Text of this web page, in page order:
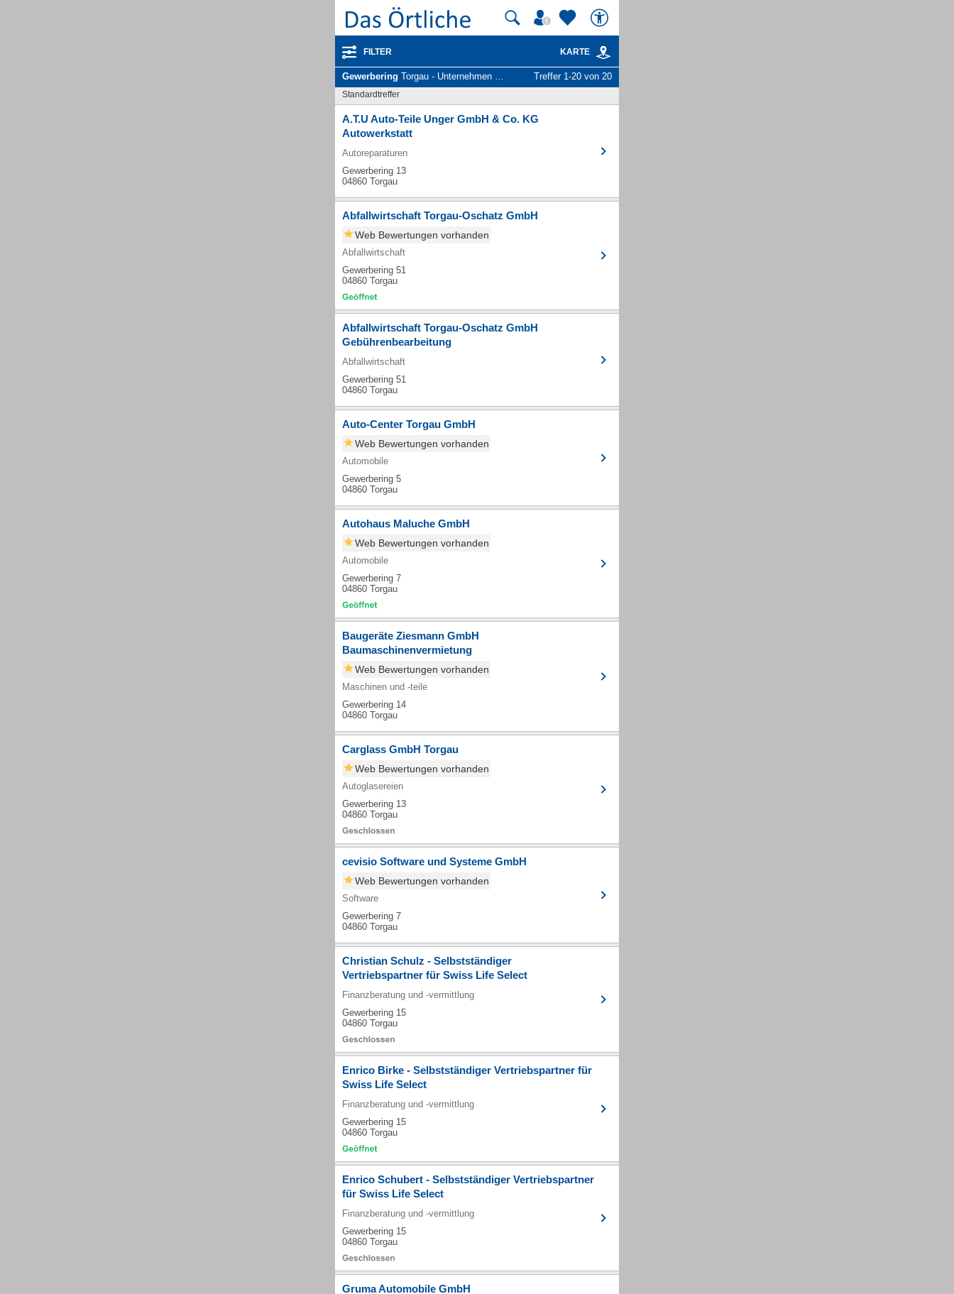
FILTER KARTE
Gewerbering Torgau - Unternehmen und Personen Treffer 1-20 von 20
Standardtreffer
A.T.U Auto-Teile Unger GmbH & Co. KG
Autowerkstatt
Autoreparaturen
Gewerbering 13
04860 Torgau
Abfallwirtschaft Torgau-Oschatz GmbH
Web Bewertungen vorhanden
Abfallwirtschaft
Gewerbering 51
04860 Torgau
Abfallwirtschaft Torgau-Oschatz GmbH
Gebührenbearbeitung
Abfallwirtschaft
Gewerbering 51
04860 Torgau
Auto-Center Torgau GmbH
Web Bewertungen vorhanden
Automobile
Gewerbering 5
04860 Torgau
Autohaus Maluche GmbH
Web Bewertungen vorhanden
Automobile
Gewerbering 7
04860 Torgau
Baugeräte Ziesmann GmbH
Baumaschinenvermietung
Web Bewertungen vorhanden
Maschinen und -teile
Gewerbering 14
04860 Torgau
Carglass GmbH Torgau
Web Bewertungen vorhanden
Autoglasereien
Gewerbering 13
04860 Torgau
cevisio Software und Systeme GmbH
Web Bewertungen vorhanden
Software
Gewerbering 7
04860 Torgau
Christian Schulz - Selbstständiger
Vertriebspartner für Swiss Life Select
Finanzberatung und -vermittlung
Gewerbering 15
04860 Torgau
Enrico Birke - Selbstständiger Vertriebspartner für
Swiss Life Select
Finanzberatung und -vermittlung
Gewerbering 15
04860 Torgau
Enrico Schubert - Selbstständiger Vertriebspartner
für Swiss Life Select
Finanzberatung und -vermittlung
Gewerbering 15
04860 Torgau
Gruma Automobile GmbH